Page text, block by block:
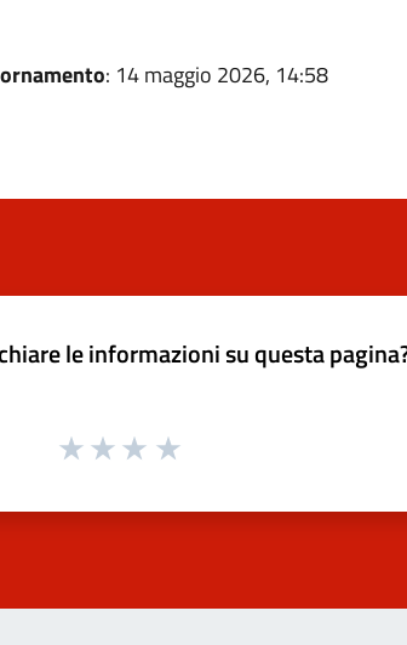
: 14 maggio 2026, 14:58
le informazioni su questa